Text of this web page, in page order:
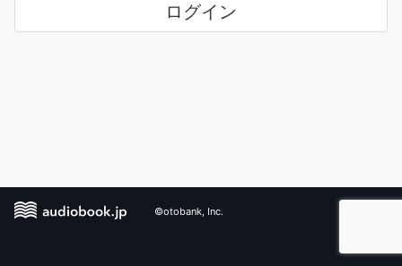
ログイン
©otobank, Inc.